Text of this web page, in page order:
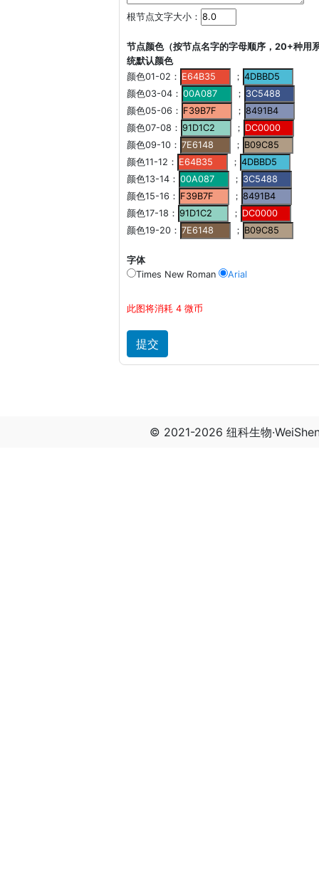
根节点文字大小：
节点颜色（按节点名字的字母顺序，20+种用
统默认颜色
颜色01-02：
；
颜色03-04：
；
颜色05-06：
；
颜色07-08：
；
颜色09-10：
；
颜色11-12：
；
颜色13-14：
；
颜色15-16：
；
颜色17-18：
；
颜色19-20：
；
字体
Times New Roman
Arial
此图将消耗 4 微币
© 2021-2026 纽科生物